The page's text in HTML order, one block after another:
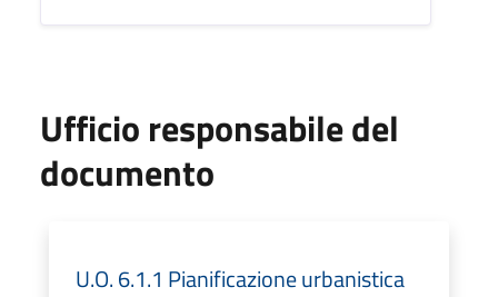
Ufficio responsabile del
documento
U.O. 6.1.1 Pianificazione urbanistica